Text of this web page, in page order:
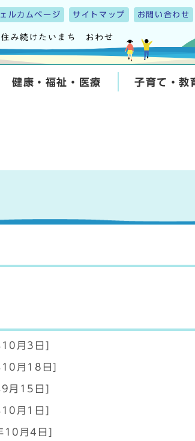
ルカムページ サイトマップ お問い合わせ
健康・福祉・医療 子育て・教
月3日]
月18日]
月15日]
月1日]
10月4日]